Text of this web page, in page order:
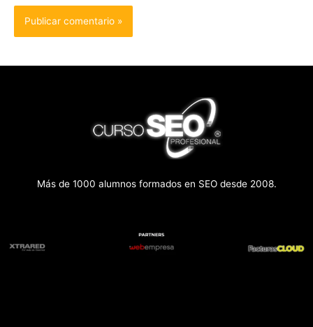
Más de 1000 alumnos formados en SEO desde 2008.